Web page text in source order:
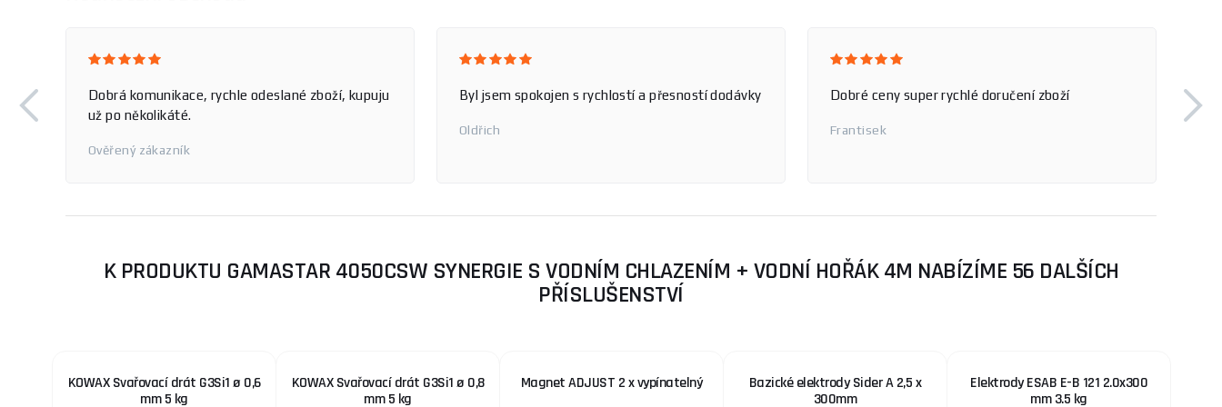
Dobrá komunikace, rychle odeslané zboží, kupuju
už po několikáté.
Ověřený zákazník
Byl jsem spokojen s rychlostí a přesností dodávky
Oldřich
Dobré ceny super rychlé doručení zboží
Frantisek
K PRODUKTU GAMASTAR 4050CSW SYNERGIE S VODNÍM CHLAZENÍM + VODNÍ HOŘÁK 4M NABÍZÍME 56 DALŠÍCH
PŘÍSLUŠENSTVÍ
KOWAX Svařovací drát G3Si1 ø 0,6
mm 5 kg
KOWAX Svařovací drát G3Si1 ø 0,8
mm 5 kg
Magnet ADJUST 2 x vypínatelný
Bazické elektrody Sider A 2,5 x
300mm
Elektrody ESAB E-B 121 2.0x300
mm 3.5 kg